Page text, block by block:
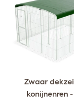
Zwaar
konijnenren